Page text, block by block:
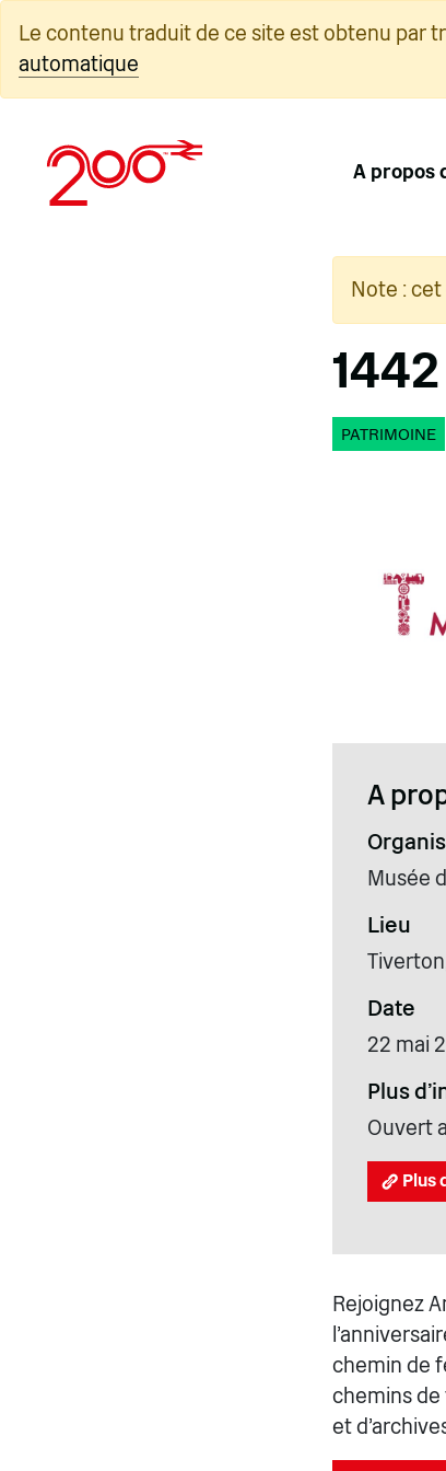
content
Le contenu traduit de ce site est obtenu par
automatique
A propos
Note :
PATRIMOINE
A
Musée
Lieu
Date
22 mai
Plus
Ouvert
Plus
Rejoignez
chemin de
chemins de
et